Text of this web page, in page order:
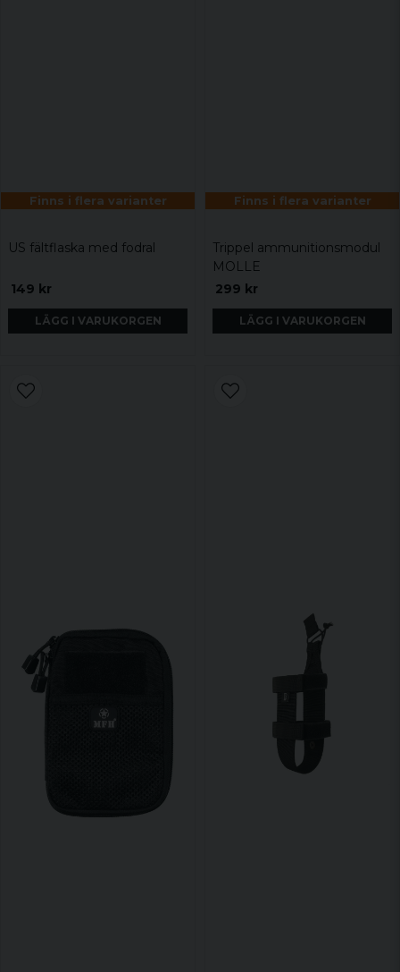
Finns i flera varianter
US fältflaska med fodral
149 kr
LÄGG I VARUKORGEN
Finns i flera varianter
Trippel ammunitionsmodul
MOLLE
299 kr
LÄGG I VARUKORGEN